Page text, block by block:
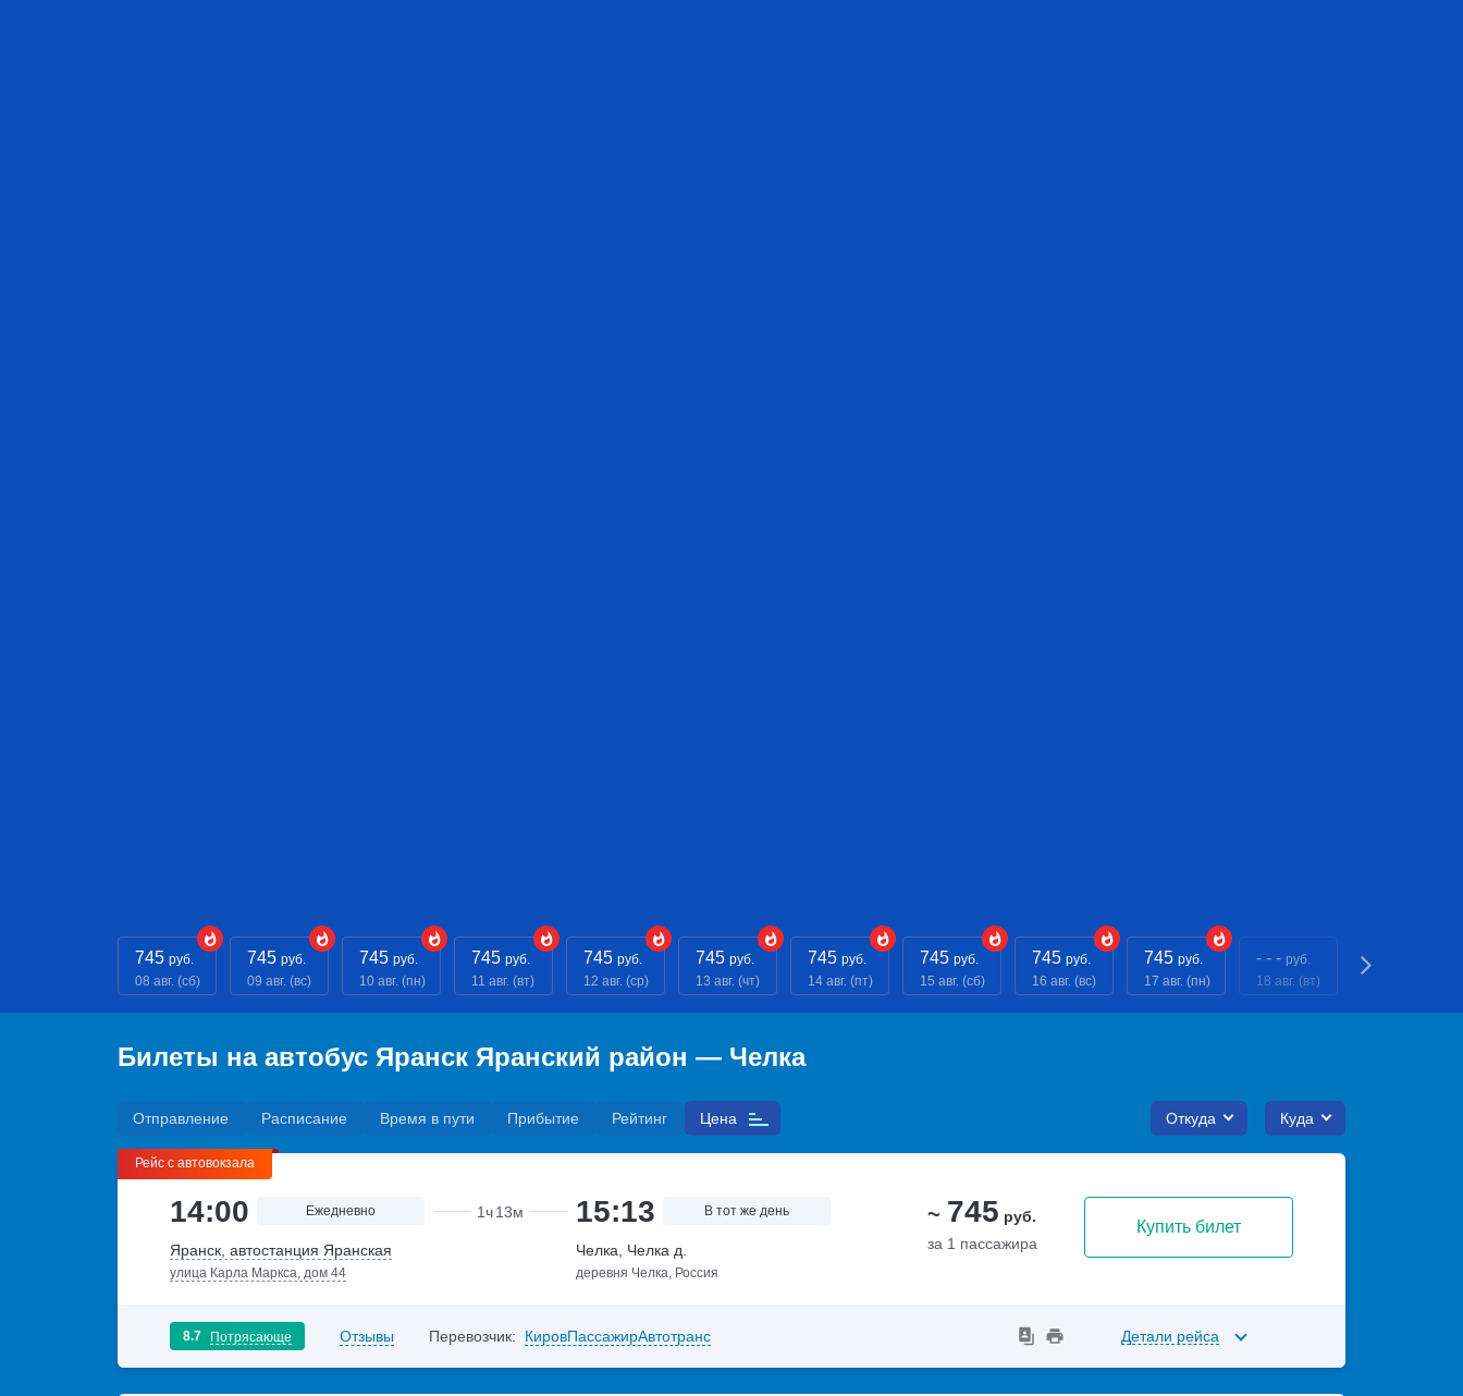
745 руб.
08 авг. (сб)
745 руб.
09 авг. (вс)
745 руб.
10 авг. (пн)
745 руб.
11 авг. (вт)
745 руб.
12 авг. (ср)
745 руб.
13 авг. (чт)
745 руб.
14 авг. (пт)
745 руб.
15 авг. (сб)
745 руб.
16 авг. (вс)
745 руб.
17 авг. (пн)
- - - руб.
18 авг. (вт)
Билеты на автобус Яранск Яранский район — Челка
Отправление Расписание Время в пути Прибытие Рейтинг Цена Откуда Куда
Рейс с автовокзала
14:00 Ежедневно 1ч13м 15:13 В тот же день ~ 745 руб.
за 1 пассажира
Купить билет
Яранск, автостанция Яранская
улица Карла Маркса, дом 44
Челка, Челка д.
деревня Челка, Россия
8.7 Потрясающе Отзывы Перевозчик: КировПассажирАвтотранс